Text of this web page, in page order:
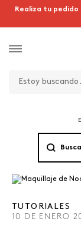
Realiza tu pedido
TUTORIALES
10 DE ENERO